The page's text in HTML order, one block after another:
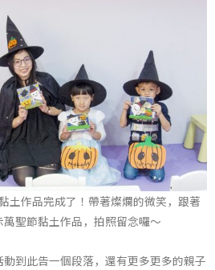
土作品完成了！帶著燦爛的微笑，跟著
聖節黏土作品，拍照留念囉～
到此告一個段落，還有更多更多的親子